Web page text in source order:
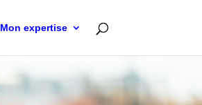
Mon expertise